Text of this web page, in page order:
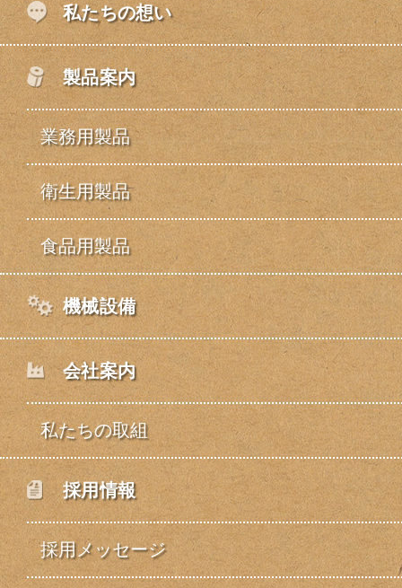
私たちの想い
製品案内
業務用製品
衛生用製品
食品用製品
機械設備
会社案内
私たちの取組
採用情報
採用メッセージ